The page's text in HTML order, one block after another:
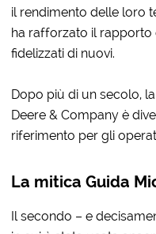
il rendimento delle loro
ha rafforzato il rapporto
fidelizzati di nuovi.
Dopo più di un secolo,
Deere & Company è
riferimento per gli
La mitica Guida
Il secondo – e